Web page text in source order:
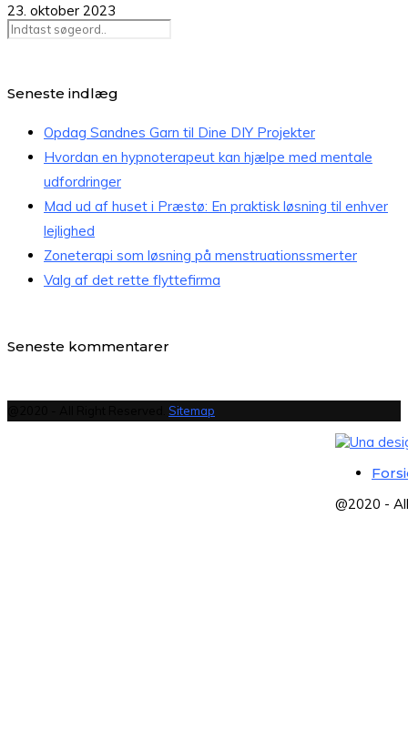
23. oktober 2023
Seneste indlæg
Opdag Sandnes Garn til Dine DIY Projekter
Hvordan en hypnoterapeut kan hjælpe med mentale
udfordringer
Mad ud af huset i Præstø: En praktisk løsning til enhver
lejlighed
Zoneterapi som løsning på menstruationssmerter
Valg af det rette flyttefirma
Seneste kommentarer
Sitemap
@2020 -